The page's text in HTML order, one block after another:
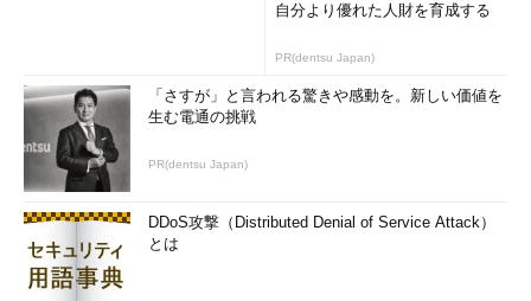
自分より優れた人財を育成する
PR(dentsu Japan)
「さすが」と言われる驚きや感動を。新しい価値を
生む電通の挑戦
PR(dentsu Japan)
DDoS攻撃（Distributed Denial of Service Attack）
とは